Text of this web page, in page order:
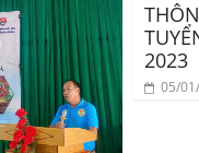
2023
05/